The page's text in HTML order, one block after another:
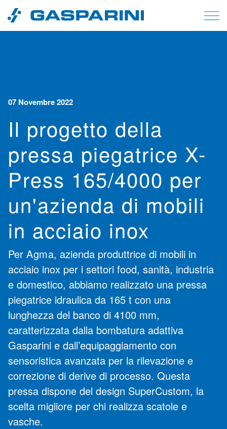
Vai al contenuto
07 Novembre 2022
Il progetto della
pressa piegatrice X-
Press 165/4000 per
un'azienda di mobili
in acciaio inox
Per Agma, azienda produttrice di mobili in
acciaio inox ​per i settori food, sanità, industria
e domestico, abbiamo realizzato una pressa
piegatrice idraulica da 165 t con una
lunghezza del banco di 4100 mm,
caratterizzata dalla bombatura adattiva
Gasparini e dall’equipaggiamento con
sensoristica avanzata per la rilevazione e
correzione di derive di processo. Questa
pressa dispone del design SuperCustom, la
scelta migliore per chi realizza scatole e
vasche.